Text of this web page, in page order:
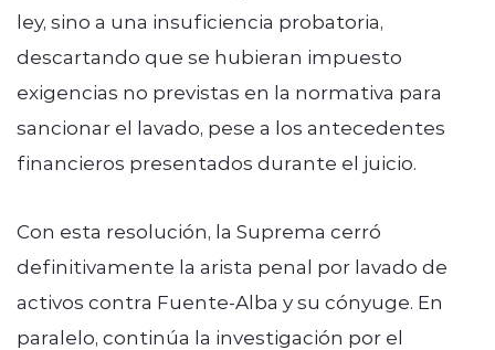
ley, sino a una insuficiencia probatoria,
descartando que se hubieran impuesto
exigencias no previstas en la normativa para
sancionar el lavado, pese a los antecedentes
financieros presentados durante el juicio.
Con esta resolución, la Suprema cerró
definitivamente la arista penal por lavado de
activos contra Fuente-Alba y su cónyuge. En
paralelo, continúa la investigación por el